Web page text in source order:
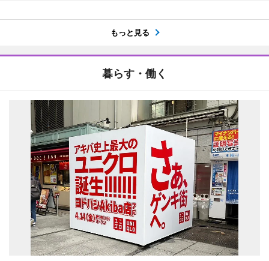
もっと見る
暮らす・働く